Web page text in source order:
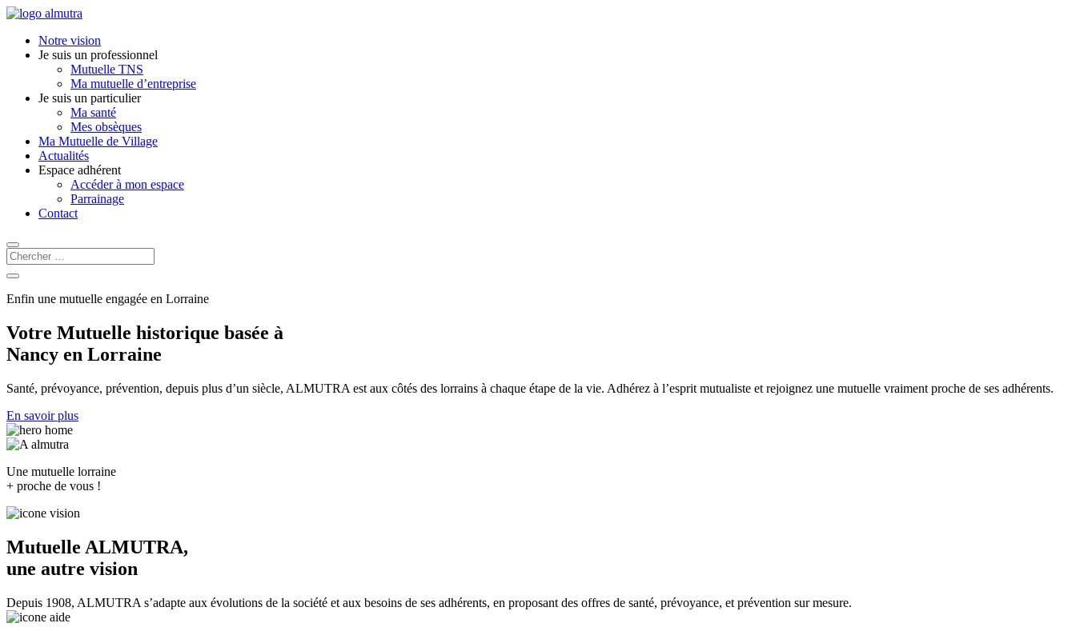
Notre vision
Je suis un professionnel
Mutuelle TNS
Ma mutuelle d’entreprise
Je suis un particulier
Ma santé
Mes obsèques
Ma Mutuelle de Village
Actualités
Espace adhérent
Accéder à mon espace
Parrainage
Contact
Enfin une mutuelle engagée en Lorraine
Votre Mutuelle historique basée à
Nancy en Lorraine
Santé, prévoyance, prévention, depuis plus d’un siècle, ALMUTRA est aux côtés des lorrains à chaque étape de la vie. Adhérez à l’esprit mutualiste et rejoignez une mutuelle vraiment proche de ses adhérents.
En savoir plus
Une mutuelle lorraine
+ proche de vous !
Mutuelle ALMUTRA,
une autre vision
Depuis 1908, ALMUTRA s’adapte aux évolutions de la société et aux besoins de ses adhérents, en proposant des offres de santé, prévoyance, et prévention sur mesure.